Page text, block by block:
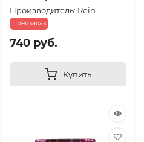
Производитель: Rein
Предзаказ
740 руб.
Купить